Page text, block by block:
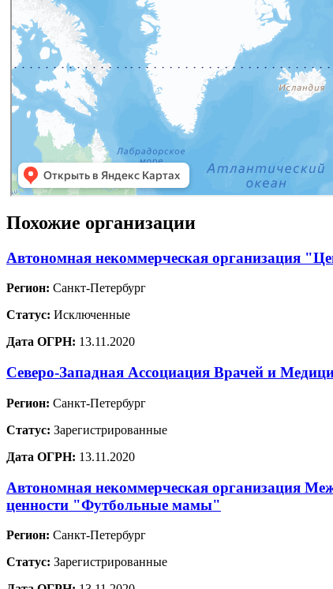
Похожие организации
Автономная некоммерческая организация
Регион: Санкт-Петербург
Статус: Исключенные
Дата ОГРН: 13.11.2020
Северо-Западная Ассоциация Врачей и
Регион: Санкт-Петербург
Статус: Зарегистрированные
Дата ОГРН: 13.11.2020
Автономная некоммерческая организация
ценности "Футбольные мамы"
Регион: Санкт-Петербург
Статус: Зарегистрированные